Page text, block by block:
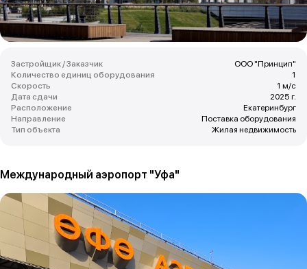
Застройщик / Заказчик
ООО "Принцип"
Количество единиц оборудования
1
Скорость
1 м/с
Дата сдачи
2025 г.
Расположение
Екатеринбург
Направление
Поставка оборудования
Тип объекта
Жилая недвижимость
Международный аэропорт "Уфа"